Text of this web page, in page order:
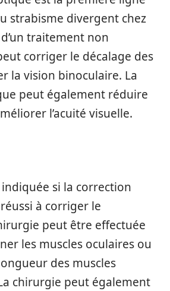
strabisme divergent chez
d’un traitement non
corriger le décalage des
la vision binoculaire. La
peut également réduire
l’acuité visuelle.
si la correction
à corriger le
peut être effectuée
les muscles oculaires ou
des muscles
chirurgie peut également